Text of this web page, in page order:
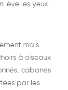
lève les yeux.
mais
à oiseaux
cabanes
par les